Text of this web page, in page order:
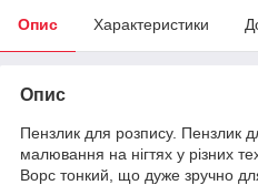
Опис Характеристики
Опис
Пензлик для розпису. Пензлик
малювання на нігтях у різних
Ворс тонкий, що дуже зручно